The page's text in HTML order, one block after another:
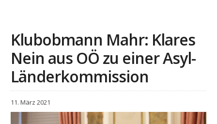
Klubobmann Mahr: Klares
Nein aus OÖ zu einer Asyl-
Länderkommission
11. März 2021